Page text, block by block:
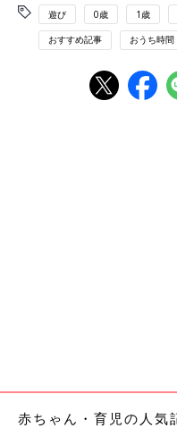
遊び 0歳 1歳
おすすめ記事 おうち時間
赤ちゃん・育児の人気